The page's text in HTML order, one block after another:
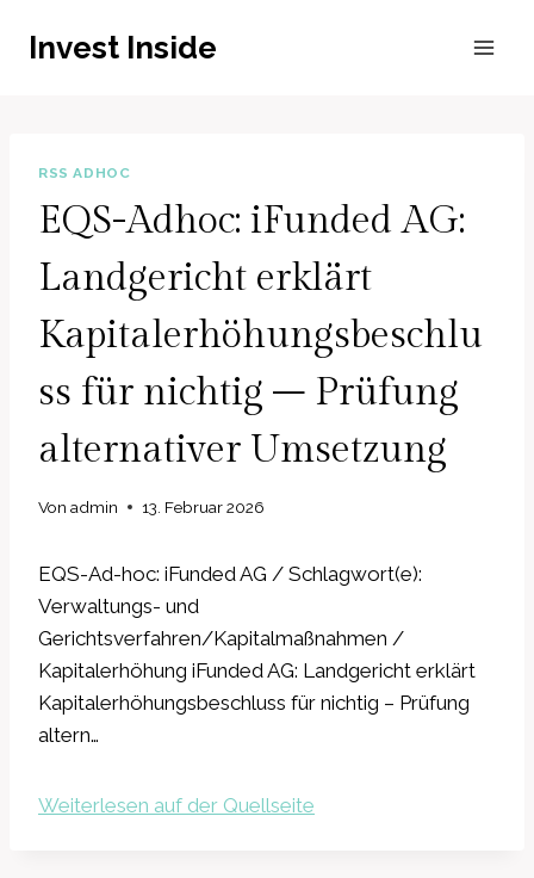
InhaltInvest Inside
RSS ADHOC
EQS-Adhoc: iFunded AG:
Landgericht erklärt
Kapitalerhöhungsbeschlu
ss für nichtig – Prüfung
alternativer Umsetzung
Von admin 13. Februar 2026
EQS-Ad-hoc: iFunded AG / Schlagwort(e):
Verwaltungs- und
Gerichtsverfahren/Kapitalmaßnahmen /
Kapitalerhöhung iFunded AG: Landgericht erklärt
Kapitalerhöhungsbeschluss für nichtig – Prüfung
altern…
Weiterlesen auf der Quellseite